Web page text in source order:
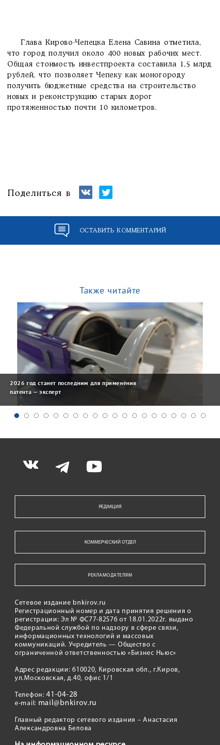
Глава Кирово-Чепецка Елена Савина отметила,
что город получил около 400 новых рабочих мест.
Общая стоимость инвестпроекта составила 1,5 млрд
рублей, что позволяет Чепеку как моногороду
получить бюджетные средства на строительство
новых и реконструкцию старых дорог
протяженностью почти 10 километров.
Поделиться в
ОСТАВИТЬ КОММЕНТАРИЙ
Также читайте
2026 год станет последним для применения
патента — эксперт
РЕДАКЦИЯ
КОММЕРЧЕСКИЙ ОТДЕЛ
РЕКЛАМОДАТЕЛЯМ
Сетевое издание bnkirov.ru
Регистрационный номер и дата принятия решения о
регистрации: Эл № ФС77-82576 от 18.01.2022г. выдано
Федеральной службой по надзору в сфере связи,
информационных технологий и массовых
коммуникаций. Учредитель — Общество с
ограниченной ответственностью «Бизнес Ньюс»
Адрес редакции: 610020, Кировская обл., г.Киров,
ул.Московская, д.40, офис 1/1
Телефон:41-04-28
e-mail: mail@bnkirov.ru
Главный редактор сетевого издания – Анастасия
Александровна Белова